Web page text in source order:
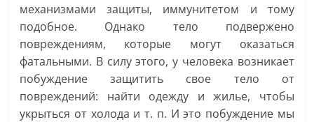
механизмами защиты, иммунитетом и тому
подобное. Однако тело подвержено
повреждениям, которые могут оказаться
фатальными. В силу этого, у человека возникает
побуждение защитить свое тело от
повреждений: найти одежду и жилье, чтобы
укрыться от холода и т. п. И это побуждение мы